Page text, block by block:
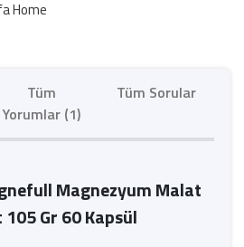
Home
Tüm
Yorumlar (1)
Tüm Sorular
Magnezyum Malat
Gr 60 Kapsül